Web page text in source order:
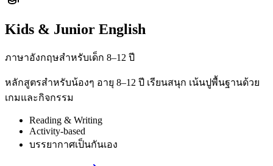
Kids & Junior English
ภาษาอังกฤษสำหรับเด็ก 8–12 ปี
หลักสูตรสำหรับน้องๆ อายุ 8–12 ปี เรียนสนุก เน้นปูพื้นฐานด้วย
เกมและกิจกรรม
Reading & Writing
Activity-based
บรรยากาศเป็นกันเอง